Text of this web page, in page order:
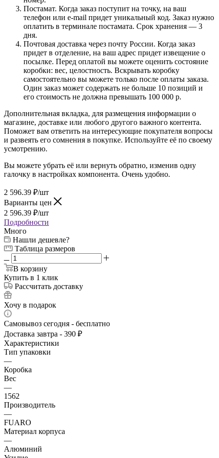
Постамат. Когда заказ поступит на точку, на ваш
телефон или e-mail придет уникальный код. Заказ нужно
оплатить в терминале постамата. Срок хранения — 3
дня.
Почтовая доставка через почту России. Когда заказ
придет в отделение, на ваш адрес придет извещение о
посылке. Перед оплатой вы можете оценить состояние
коробки: вес, целостность. Вскрывать коробку
самостоятельно вы можете только после оплаты заказа.
Один заказ может содержать не больше 10 позиций и
его стоимость не должна превышать 100 000 р.
Дополнительная вкладка, для размещения информации о
магазине, доставке или любого другого важного контента.
Поможет вам ответить на интересующие покупателя вопросы
и развеять его сомнения в покупке. Используйте её по своему
усмотрению.
Вы можете убрать её или вернуть обратно, изменив одну
галочку в настройках компонента. Очень удобно.
2 596.39 ₽/шт
Варианты цен
2 596.39 ₽/шт
Подробности
Много
Нашли дешевле?
Таблица размеров
В корзину
Купить в 1 клик
Рассчитать доставку
Хочу в подарок
Самовывоз сегодня - бесплатно
Доставка завтра - 390 ₽
Характеристики
Тип упаковки
—
Коробка
Вес
—
1562
Производитель
—
FUARO
Материал корпуса
—
Алюминий